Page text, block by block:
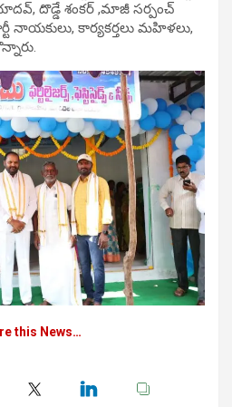
దొడ్డే శంకర్ ,మాజీ సర్పంచ్
నాయకులు, కార్యకర్తలు మహిళలు,
this News…